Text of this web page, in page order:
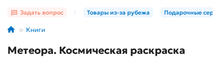
Задать вопрос Товары из-за рубежа Подарочные
Книги
Метеора. Космическая раскраска